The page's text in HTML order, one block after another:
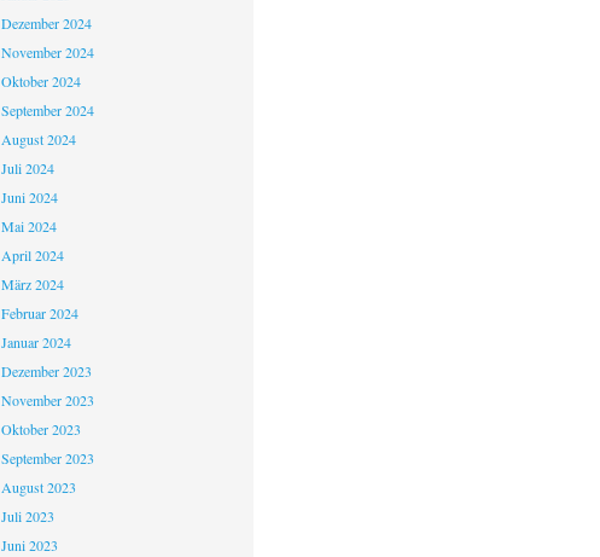
Dezember 2024
November 2024
Oktober 2024
September 2024
August 2024
Juli 2024
Juni 2024
Mai 2024
April 2024
März 2024
Februar 2024
Januar 2024
Dezember 2023
November 2023
Oktober 2023
September 2023
August 2023
Juli 2023
Juni 2023